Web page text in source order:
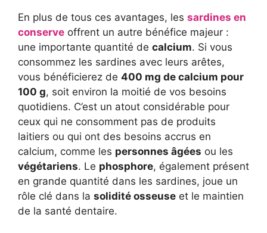
En plus de tous ces avantages, les sardines en
conserve offrent un autre bénéfice majeur :
une importante quantité de calcium. Si vous
consommez les sardines avec leurs arêtes,
vous bénéficierez de 400 mg de calcium pour
100 g, soit environ la moitié de vos besoins
quotidiens. C’est un atout considérable pour
ceux qui ne consomment pas de produits
laitiers ou qui ont des besoins accrus en
calcium, comme les personnes âgées ou les
végétariens. Le phosphore, également présent
en grande quantité dans les sardines, joue un
rôle clé dans la solidité osseuse et le maintien
de la santé dentaire.